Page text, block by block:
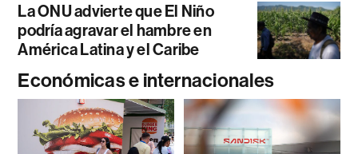
La ONU advierte que El Niño
podría agravar el hambre en
América Latina y el Caribe
Económicas e internacionales